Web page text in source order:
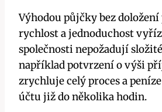
Výhodou půjčky bez
rychlost a jednoduchost
společnosti nepožadují
například potvrzení o výši
zrychluje celý proces a
účtu již do několika hodin.